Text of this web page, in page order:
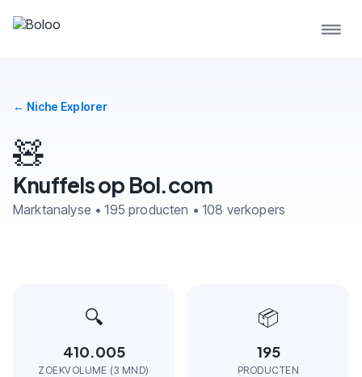
← Niche Explorer
🧸
Knuffels op Bol.com
Marktanalyse • 195 producten • 108 verkopers
🔍
410.005
ZOEKVOLUME (3 MND)
📦
195
PRODUCTEN